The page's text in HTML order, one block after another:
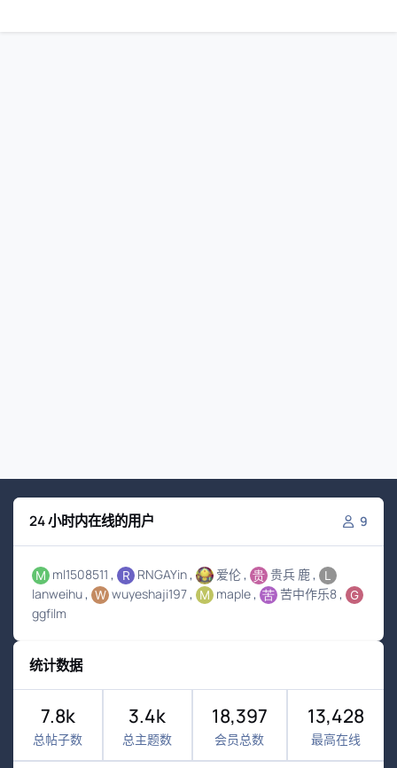
24 小时内在线的用户 9
ml1508511 RNGAYin 爱伦
贵兵 鹿
lanweihu
wuyeshaji197 maple
苦中作乐8
ggfilm
统计数据
7.8k
总帖子数
3.4k
总主题数
18,397
会员总数
13,428
最高在线